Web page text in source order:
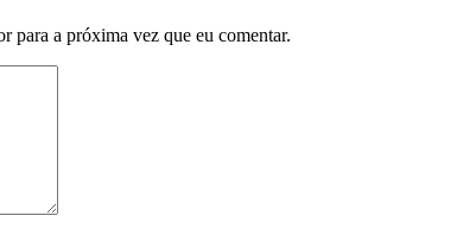
para a próxima vez que eu comentar.